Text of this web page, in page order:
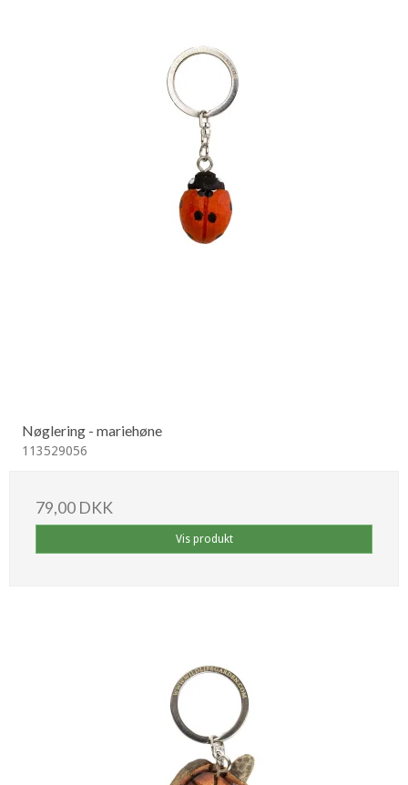
Nøglering - mariehøne
113529056
79,00 DKK
Vis produkt